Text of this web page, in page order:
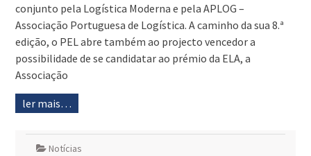
conjunto pela Logística Moderna e pela APLOG –
Associação Portuguesa de Logística. A caminho da sua 8.ª
edição, o PEL abre também ao projecto vencedor a
possibilidade de se candidatar ao prémio da ELA, a
Associação
ler mais…
Notícias